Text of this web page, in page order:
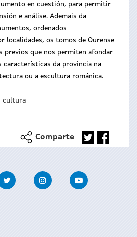
en cuestión, para permitir
e análise. Ademais da
ordenados
localidades, os tomos de Ourense
previos que nos permiten afondar
características da provincia na
ou a escultura románica.
cultura
Comparte
Twitter InstagramYoutube